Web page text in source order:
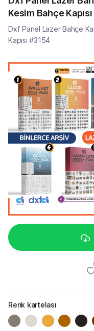
Kesim Bahçe
Dxf Panel Lazer Bahçe
Kapısı #3154
Renk kartelası